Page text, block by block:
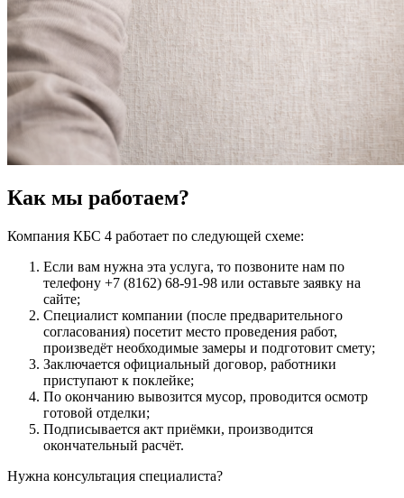
Как мы работаем?
Компания КБС 4 работает по следующей схеме:
Если вам нужна эта услуга, то позвоните нам по
телефону +7 (8162) 68-91-98 или оставьте заявку на
сайте;
Специалист компании (после предварительного
согласования) посетит место проведения работ,
произведёт необходимые замеры и подготовит смету;
Заключается официальный договор, работники
приступают к поклейке;
По окончанию вывозится мусор, проводится осмотр
готовой отделки;
Подписывается акт приёмки, производится
окончательный расчёт.
Нужна консультация специалиста?